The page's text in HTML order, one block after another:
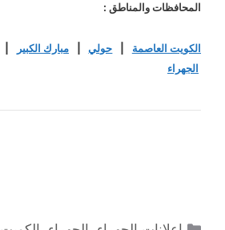
المحافظات والمناطق :
الكويت العاصمة حولي|مبارك الكبير
الجهراء
التصنيفات